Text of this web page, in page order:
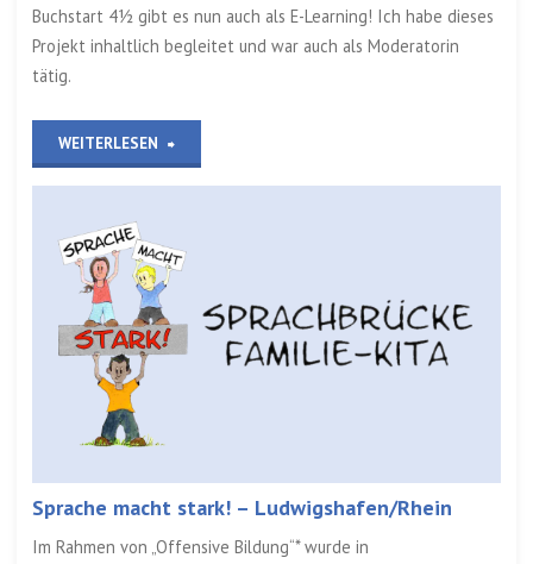
Buchstart 4½ gibt es nun auch als E-Learning! Ich habe dieses
Projekt inhaltlich begleitet und war auch als Moderatorin
tätig.
WEITERLESEN „E-
Learning
Sprache macht stark! – Ludwigshafen/Rhein
Im Rahmen von „Offensive Bildung“* wurde in